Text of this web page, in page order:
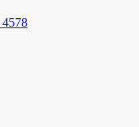
4578